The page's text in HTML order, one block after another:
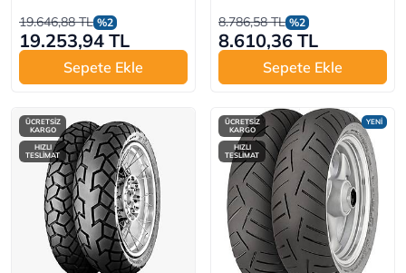
19.646,88 TL %2
19.253,94 TL
Sepete Ekle
8.786,58 TL %2
8.610,36 TL
Sepete Ekle
ÜCRETSİZ
KARGO
HIZLI
TESLİMAT
YENİ
ÜCRETSİZ
KARGO
HIZLI
TESLİMAT